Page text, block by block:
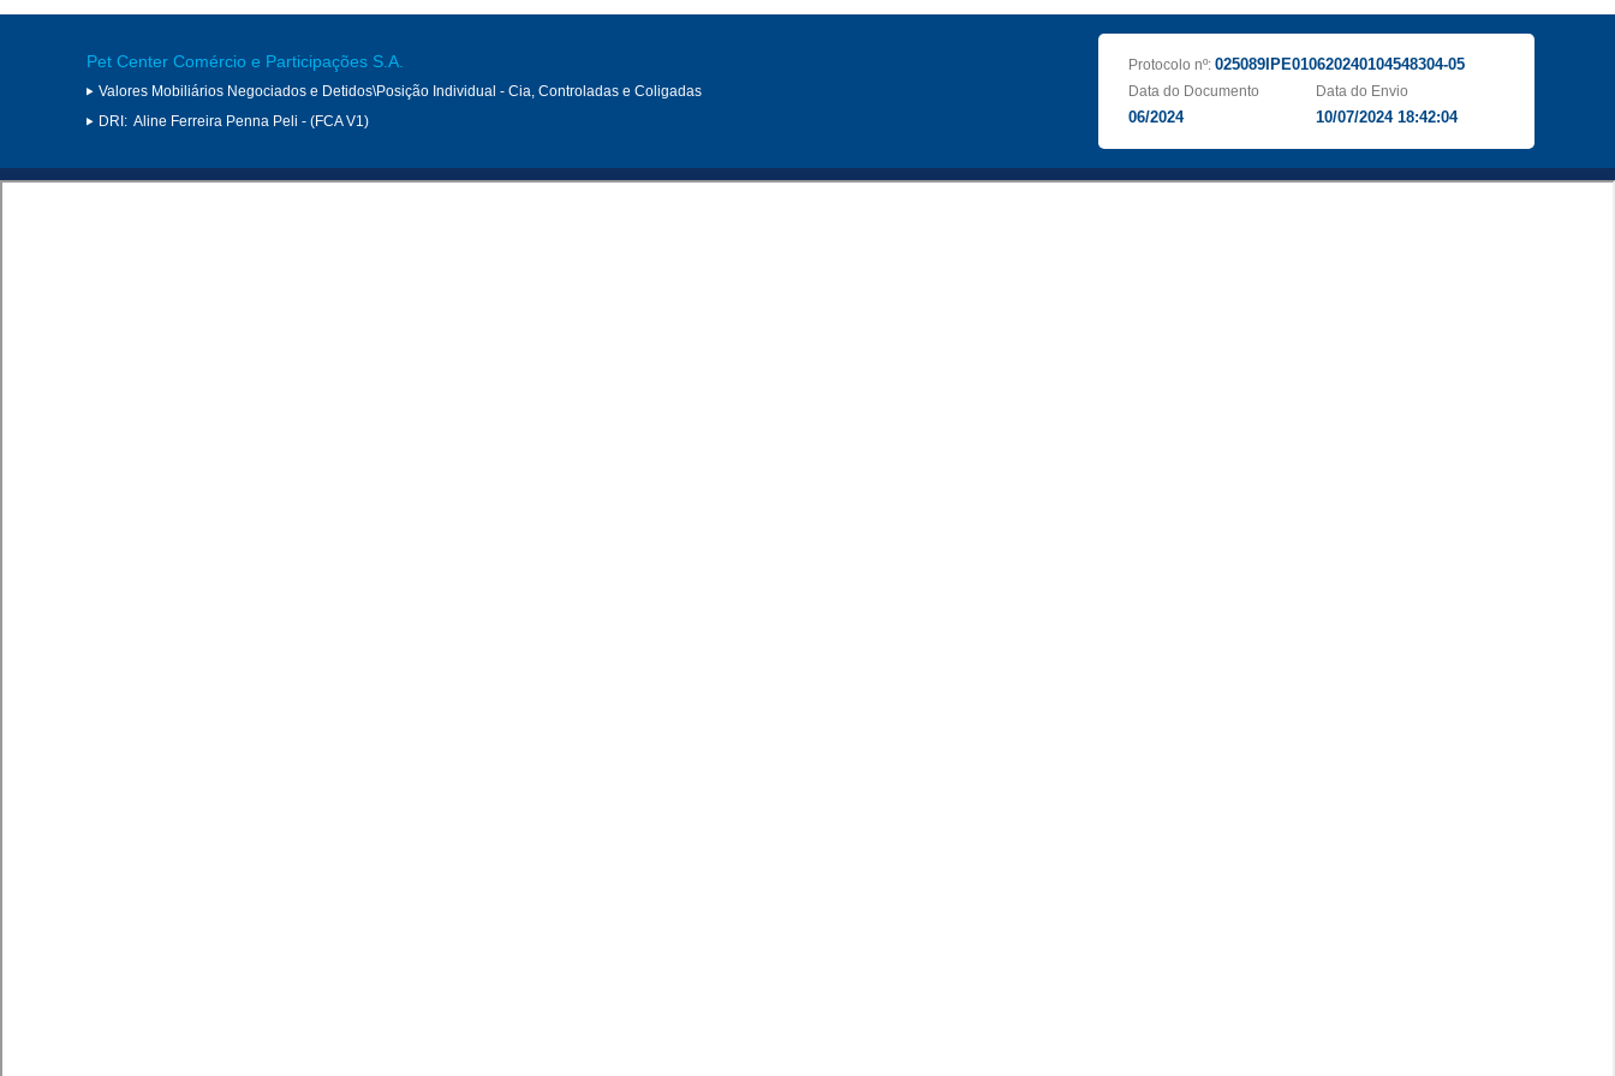
Pet Center Comércio e Participações S.A.
Valores Mobiliários Negociados e Detidos\Posição Individual - Cia, Controladas e Coligadas
DRI: Aline Ferreira Penna Peli - (FCA V1)
Protocolo nº: 025089IPE010620240104548304-05
Data do Documento
06/2024
Data do Envio
10/07/2024 18:42:04